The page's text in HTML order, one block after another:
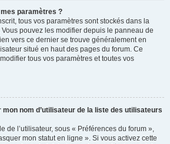
paramètres ?
tous vos paramètres sont stockés dans la
pouvez les modifier depuis le panneau de
vers ce dernier se trouve généralement en
situé en haut des pages du forum. Ce
tous vos paramètres et toutes vos
nom d’utilisateur de la liste des utilisateurs
de l’utilisateur, sous « Préférences du forum »,
mon statut en ligne ». Si vous activez cette